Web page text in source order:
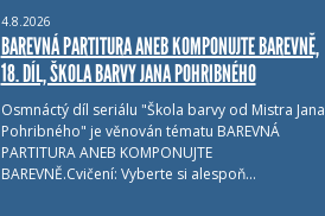
4.8.2026
BAREVNÁ PARTITURA ANEB KOMPONUJTE BAREVNĚ,
18. DÍL, ŠKOLA BARVY JANA POHRIBNÉHO
Osmnáctý díl seriálu "Škola barvy od Mistra Jana
Pohribného" je věnován tématu BAREVNÁ
PARTITURA ANEB KOMPONUJTE
BAREVNĚ.Cvičení: Vyberte si alespoň…